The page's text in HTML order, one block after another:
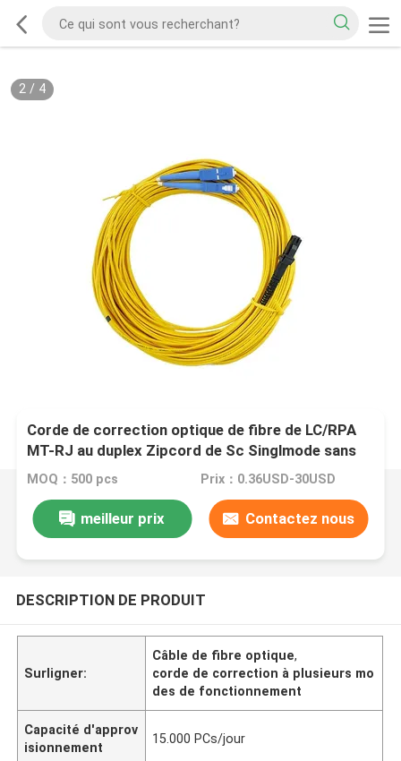
2/ 4
Corde de correction optique de fibre de LC/RPA
MT-RJ au duplex Zipcord de Sc Singlmode sans
jaune d'agrafe
MOQ：500 pcs Prix：0.36USD-30USD
meilleur prix Contactez nous
DESCRIPTION DE PRODUIT
Surligner:
Câble de fibre optique,
corde de correction à plusieurs mo
des de fonctionnement
Capacité d'approv
isionnement
15.000 PCs/jour